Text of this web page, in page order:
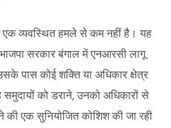
एक व्यवस्थित हमले से कम नहीं है। यह
सरकार बंगाल में एनआरसी लागू
पास कोई शक्ति या अधिकार क्षेत्र
को डराने, उनको अधिकारों से
की एक सुनियोजित कोशिश की जा रही